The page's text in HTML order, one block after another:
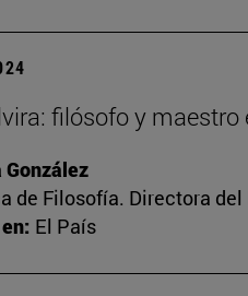
filósofo y maestro
de Filosofía. Directora
El País